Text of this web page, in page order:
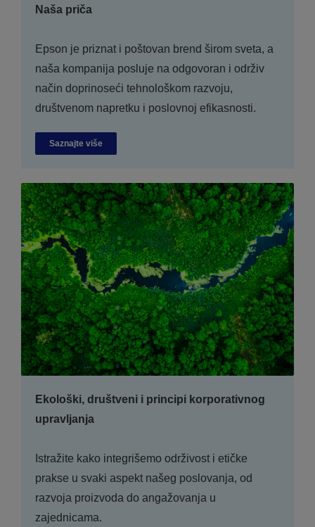
Naša priča
Epson je priznat i poštovan brend širom sveta, a
naša kompanija posluje na odgovoran i održiv
način doprinoseći tehnološkom razvoju,
društvenom napretku i poslovnoj efikasnosti.
Saznajte više
Ekološki, društveni i principi korporativnog
upravljanja
Istražite kako integrišemo održivost i etičke
prakse u svaki aspekt našeg poslovanja, od
razvoja proizvoda do angažovanja u
zajednicama.